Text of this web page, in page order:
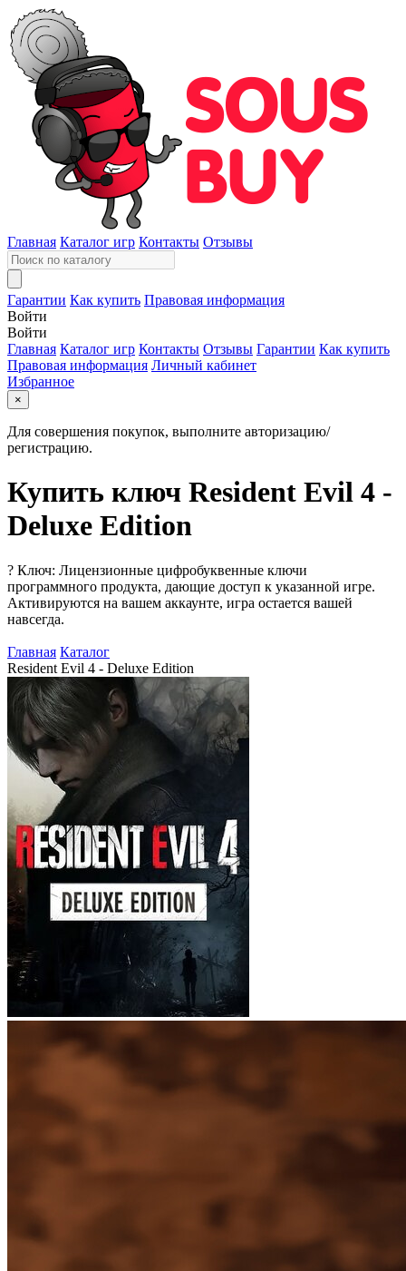
Главная Каталог игр Контакты Отзывы
Гарантии Как купить Правовая информация
Войти
Войти
Главная Каталог игр Контакты Отзывы Гарантии Как купить
Правовая информация Личный кабинет
Избранное
×
Для совершения покупок, выполните авторизацию/
регистрацию.
Купить ключ Resident Evil 4 -
Deluxe Edition
? Ключ: Лицензионные цифробуквенные ключи
программного продукта, дающие доступ к указанной игре.
Активируются на вашем аккаунте, игра остается вашей
навсегда.
Главная Каталог
Resident Evil 4 - Deluxe Edition